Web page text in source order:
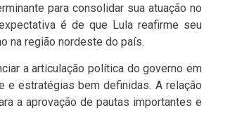
para consolidar sua atuação no
é de que Lula reafirme seu
na região nordeste do país.
a articulação política do governo em
e estratégias bem definidas. A relação
a aprovação de pautas importantes e